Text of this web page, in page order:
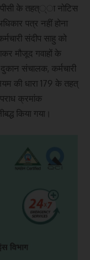
के तहत््ा नोटिस
पत्र नहीं होना
संदीप साहु को
मौजूद गवाहों के
दुकान संचालक, कर्मचारी
की धारा 179 के तहत्
क्रमांक
किया गया।